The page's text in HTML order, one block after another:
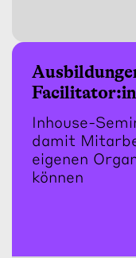
Inhouse-
damit
eigenen
können